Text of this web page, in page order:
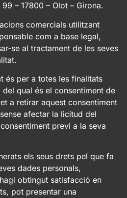
– 17800 – Olot – Girona.
comercials utilitzant
com a base legal,
se al tractament de les seves
és per a totes les finalitats
qual és el consentiment de
a retirar aquest consentiment
afectar la licitud del
previ a la seva
els seus drets pel que fa
dades personals,
obtingut satisfacció en
pot presentar una